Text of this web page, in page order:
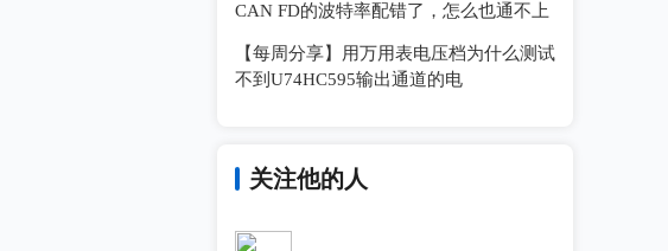
CAN FD的波特率配错了，怎么也通不上
【每周分享】用万用表电压档为什么测试
不到U74HC595输出通道的电
关注他的人